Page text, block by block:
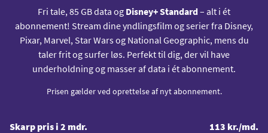
Fri tale, 85 GB data og Disney+ Standard– alt i ét
abonnement! Stream dine yndlingsfilm og serier fra Disney,
Pixar, Marvel, Star Wars og National Geographic, mens du
taler frit og surfer løs. Perfekt til dig, der vil have
underholdning og masser af data i ét abonnement.
Prisen gælder ved oprettelse af nyt abonnement.
Skarp pris i 2 mdr. 113 kr./md.